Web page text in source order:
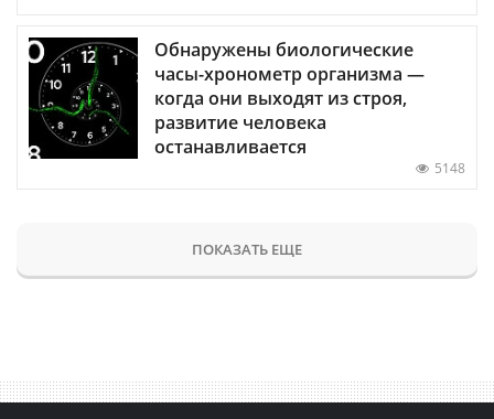
Обнаружены биологические
часы-хронометр организма —
когда они выходят из строя,
развитие человека
останавливается
5148
ПОКАЗАТЬ ЕЩЕ